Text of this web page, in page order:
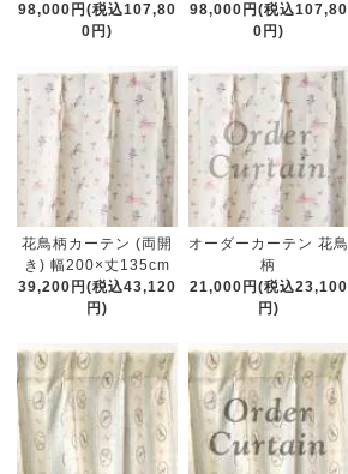
98,000円(税込107,80
0円)
98,000円(税込107,80
0円)
花鳥柄カーテン (両開
き) 幅200×丈135cm
39,200円(税込43,120
円)
オーダーカーテン 花鳥
柄
21,000円(税込23,100
円)